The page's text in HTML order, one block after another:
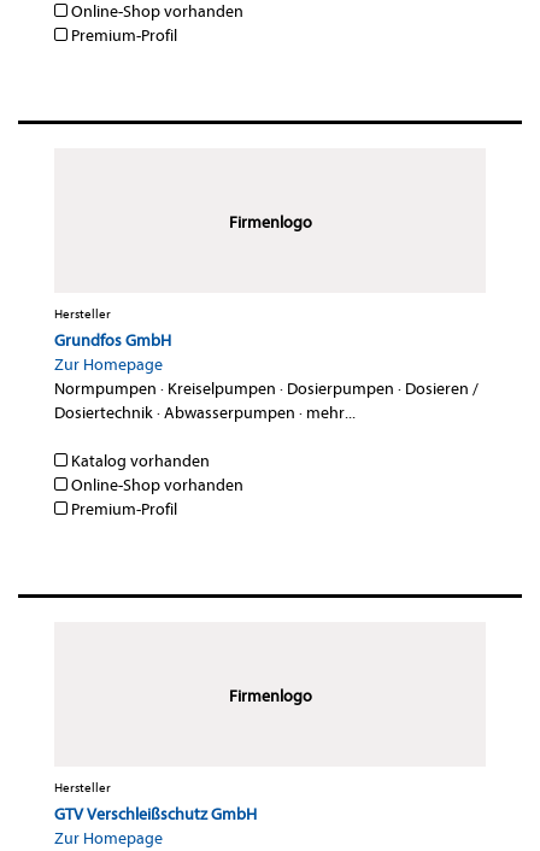
Online-Shop vorhanden
Premium-Profil
Firmenlogo
Hersteller
Grundfos GmbH
Zur Homepage
Normpumpen · Kreiselpumpen · Dosierpumpen · Dosieren /
Dosiertechnik·Abwasserpumpen · mehr...
Katalog vorhanden
Online-Shop vorhanden
Premium-Profil
Firmenlogo
Hersteller
GTV Verschleißschutz GmbH
Zur Homepage